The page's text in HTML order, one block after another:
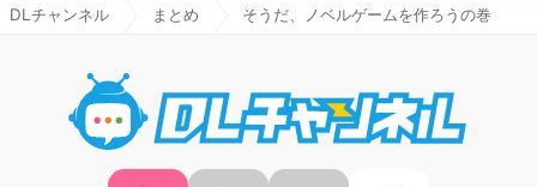
DLチャンネル まとめ そうだ、ノベルゲームを作ろうの巻